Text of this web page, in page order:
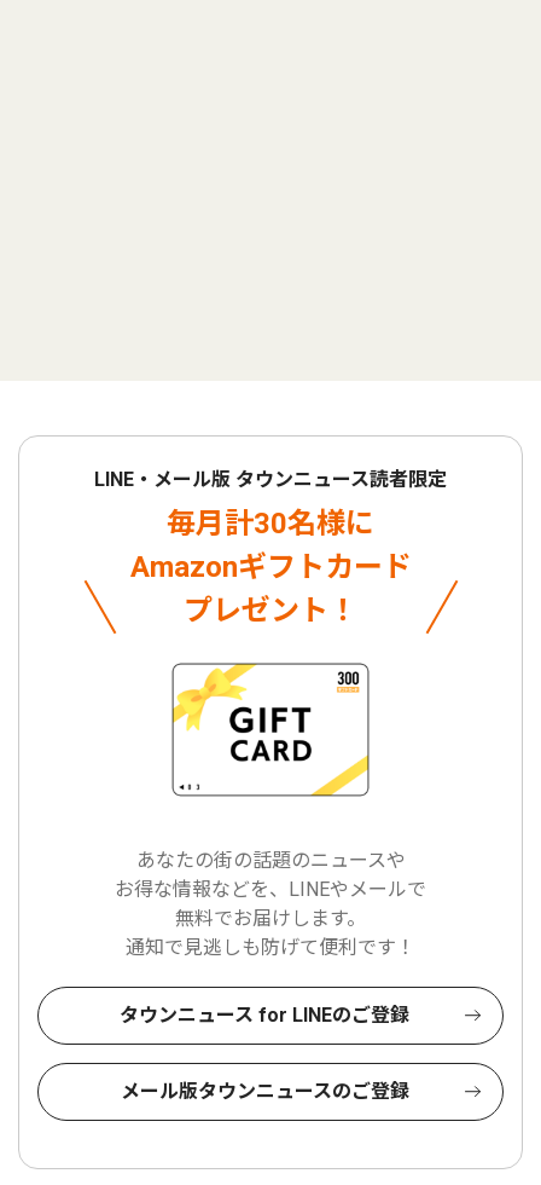
LINE・メール版 タウンニュース読者限定
毎月計30名様に
Amazonギフトカード
プレゼント！
あなたの街の話題のニュースや
お得な情報などを、LINEやメールで
無料でお届けします。
通知で見逃しも防げて便利です！
タウンニュース for LINEのご登録
メール版タウンニュースのご登録